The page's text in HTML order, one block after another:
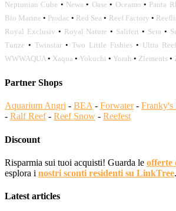
Neptunian Cube • Newa • Oase • Oceamo • Panta
Bio Marine • Prodac • Red Sea • Reef Factory •
Royal Exclusiv • Royal Nature • Salifert • Sera •
Tunze • Twinstar • Two Little Fishies • Ultra Reef
WWWAQUA • Xaqua • Yokuchi • Yorah • Zlements •
Partner Shops
Aquarium Angri - BEA - Forwater- Franky's
- Ralf Reef- Reef Snow - Reefest
Discount
Risparmia sui tuoi acquisti! Guarda le offerte
esplora i nostri sconti residenti su LinkTree.
Latest articles